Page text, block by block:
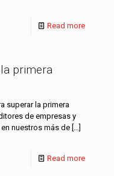
Read more
primera
superar la primera
de empresas y
nuestros más de
Read more